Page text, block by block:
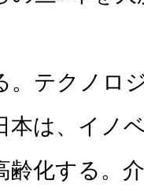
。テクノロ
本は、イノ
齢化する。